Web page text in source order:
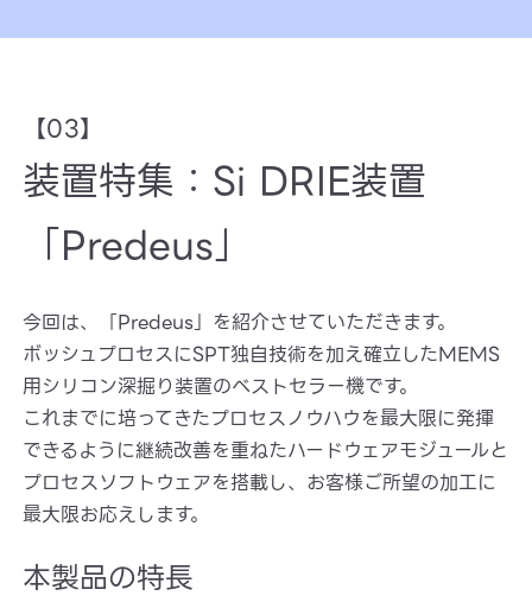
【03】
装置特集：Si DRIE装置
「Predeus」
今回は、「Predeus」を紹介させていただきます。
ボッシュプロセスにSPT独自技術を加え確立したMEMS
用シリコン深掘り装置のベストセラー機です。
これまでに培ってきたプロセスノウハウを最大限に発揮
できるように継続改善を重ねたハードウェアモジュールと
プロセスソフトウェアを搭載し、お客様ご所望の加工に
最大限お応えします。
本製品の特長